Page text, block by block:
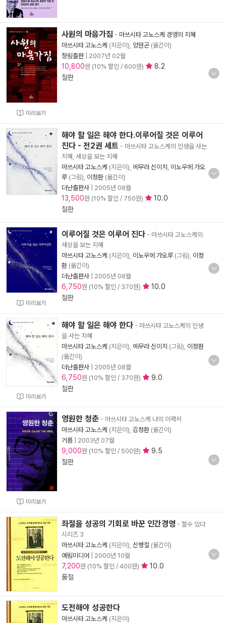
미리보기
사원의 마음가짐 - 마쓰시타 고노스케 경영의 지혜
마쓰시타 고노스케 (지은이), 양원곤 (옮긴이)
청림출판| 2007년 02월
10,800원 (10% 할인 / 600원)
8.2
절판
해야 할 일은 해야 한다.이루어질 것은 이루어
진다 - 전2권 세트 - 마쓰시타 고노스케의 인생을 사는
지혜, 세상을 보는 지혜
마쓰시타 고노스케 (지은이), 에무라 신이치
이노우에 가오
루 (그림), 이정환 (옮긴이)
더난출판사
2005년 08월
13,500원 (10% 할인 / 750원)
10.0
절판
미리보기
이루어질 것은 이루어 진다 - 마쓰시타 고노스케의
세상을 보는 지혜
마쓰시타 고노스케 (지은이), 이노우에 가오루 (그림), 이정
환 (옮긴이)
더난출판사
2005년 08월
6,750원 (10% 할인 / 370원)
10.0
절판
미리보기
해야 할 일은 해야 한다 - 마쓰시타 고노스케의 인생
을 사는 지혜
마쓰시타 고노스케 (지은이), 에무라 신이치 (그림), 이정환
(옮긴이)
더난출판사
2005년 08월
6,750원 (10% 할인 / 370원)
9.0
절판
미리보기
영원한 청춘 - 마쓰시타 고노스케 나의 이력서
마쓰시타 고노스케 (지은이), 김정환 (옮긴이)
거름
2003년 07월
9,000원 (10% 할인 / 500원)
9.5
절판
좌절을 성공의 기회로 바꾼 인간경영 - 할수 있다
시리즈 3
마쓰시타 고노스케 (지은이), 신병철 (옮긴이)
예림미디어
2000년 10월
7,200원 (10% 할인 / 400원)
10.0
품절
도전해야 성공한다
마쓰시타 고노스케 (지은이)